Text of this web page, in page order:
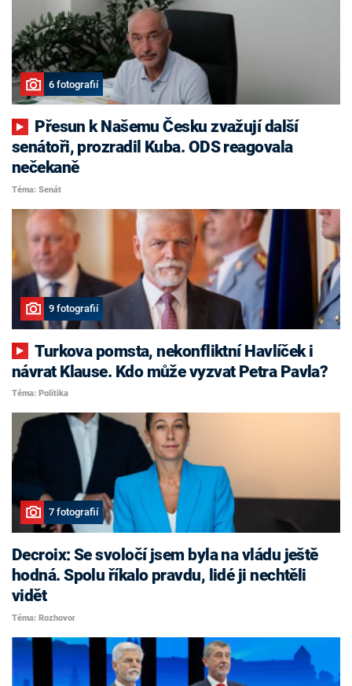
6 fotografií
senátoři, prozradil Kuba. ODS reagovala
nečekaně
Téma: Senát
9 fotografií
Turkova pomsta, nekonfliktní Havlíček i
návrat Klause. Kdo může vyzvat Petra Pavla?
Téma: Politika
7 fotografií
Decroix: Se svoločí jsem byla na vládu ještě
hodná. Spolu říkalo pravdu, lidé ji nechtěli
vidět
Téma: Rozhovor